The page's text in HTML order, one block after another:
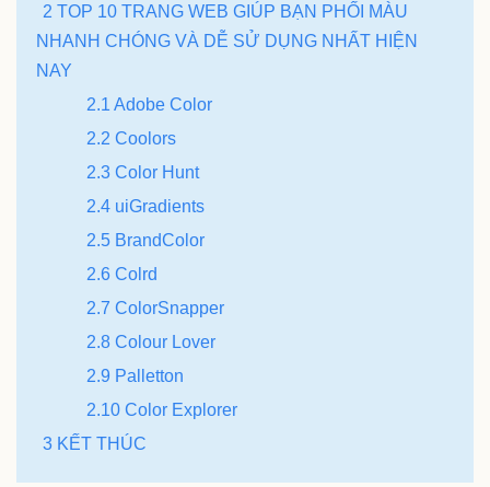
2 TOP 10 TRANG WEB GIÚP BẠN PHỐI MÀU
NHANH CHÓNG VÀ DỄ SỬ DỤNG NHẤT HIỆN
NAY
2.1 Adobe Color
2.2 Coolors
2.3 Color Hunt
2.4 uiGradients
2.5 BrandColor
2.6 Colrd
2.7 ColorSnapper
2.8 Colour Lover
2.9 Palletton
2.10 Color Explorer
3 KẾT THÚC